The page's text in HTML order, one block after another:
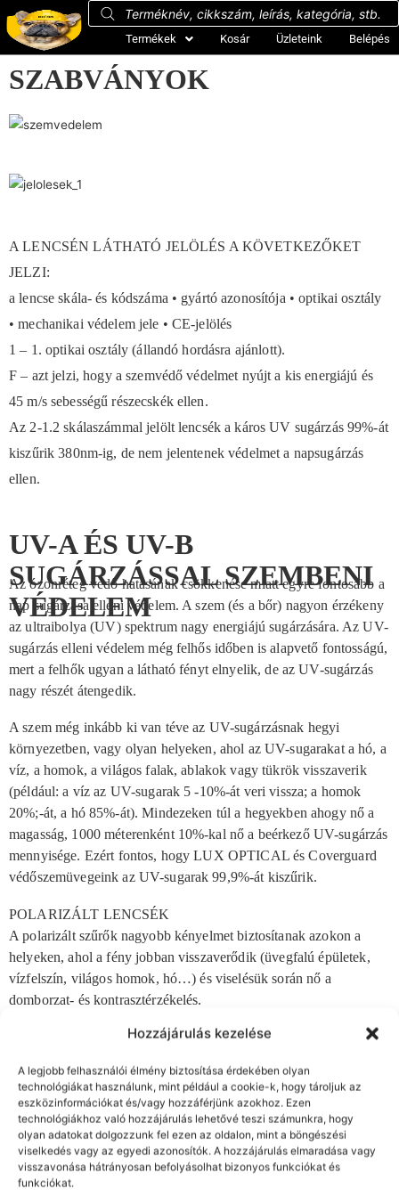
Hozzájárulás kezelése
A legjobb felhasználói élmény biztosítása érdekében olyan
technológiákat használunk, mint például a cookie-k, hogy tároljuk az
eszközinformációkat és/vagy hozzáférjünk azokhoz. Ezen
technológiákhoz való hozzájárulás lehetővé teszi számunkra, hogy
olyan adatokat dolgozzunk fel ezen az oldalon, mint a böngészési
viselkedés vagy az egyedi azonosítók. A hozzájárulás elmaradása vagy
visszavonása hátrányosan befolyásolhat bizonyos funkciókat és
funkciókat.
Termékek Kosár Üzleteink Belépés
SZABVÁNYOK
A LENCSÉN LÁTHATÓ JELÖLÉS A KÖVETKEZŐKET
JELZI:
a lencse skála- és kódszáma • gyártó azonosítója • optikai osztály
• mechanikai védelem jele • CE-jelölés
1 – 1. optikai osztály (állandó hordásra ajánlott).
F – azt jelzi, hogy a szemvédő védelmet nyújt a kis energiájú és
45 m/s sebességű részecskék ellen.
Az 2-1.2 skálaszámmal jelölt lencsék a káros UV sugárzás 99%-át
kiszűrik 380nm-ig, de nem jelentenek védelmet a napsugárzás
ellen.
UV-A ÉS UV-B
SUGÁRZÁSSAL SZEMBENI
VÉDELEM
Az ózonréteg védő hatásának csökkenése miatt egyre fontosabb a
nap sugárzása elleni védelem. A szem (és a bőr) nagyon érzékeny
az ultraibolya (UV) spektrum nagy energiájú sugárzására. Az UV-
sugárzás elleni védelem még felhős időben is alapvető fontosságú,
mert a felhők ugyan a látható fényt elnyelik, de az UV-sugárzás
nagy részét átengedik.
A szem még inkább ki van téve az UV-sugárzásnak hegyi
környezetben, vagy olyan helyeken, ahol az UV-sugarakat a hó, a
víz, a homok, a világos falak, ablakok vagy tükrök visszaverik
(például: a víz az UV-sugarak 5 -10%-át veri vissza; a homok
20%;-át, a hó 85%-át). Mindezeken túl a hegyekben ahogy nő a
magasság, 1000 méterenként 10%-kal nő a beérkező UV-sugárzás
mennyisége. Ezért fontos, hogy LUX OPTICAL és Coverguard
védőszemüvegeink az UV-sugarak 99,9%-át kiszűrik.
POLARIZÁLT LENCSÉK
A polarizált szűrők nagyobb kényelmet biztosítanak azokon a
helyeken, ahol a fény jobban visszaverődik (üvegfalú épületek,
vízfelszín, világos homok, hó…) és viselésük során nő a
domborzat- és kontrasztérzékelés.
fény ellen 400 nm-ig, igazolt 100%-os UV-szűrés.
IR
A földet érő napsugárzás energiájának fele esik a termikus
infravörös tartományba. A hegesztési munkákkal együtt járó
infravörös sugárzás elsősorban hőhatása révén károsíthatja a